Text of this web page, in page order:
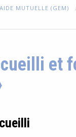
MUTUELLE (GEM)
et